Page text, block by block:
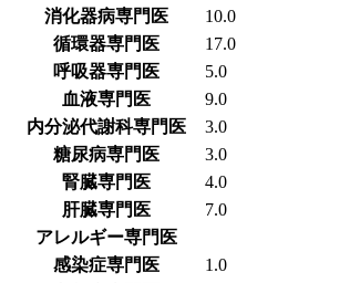
消化器病専門医
10.0
循環器専門医
17.0
呼吸器専門医
5.0
血液専門医
9.0
内分泌代謝科専門医
3.0
糖尿病専門医
3.0
腎臓専門医
4.0
肝臓専門医
7.0
アレルギー専門医
感染症専門医
1.0